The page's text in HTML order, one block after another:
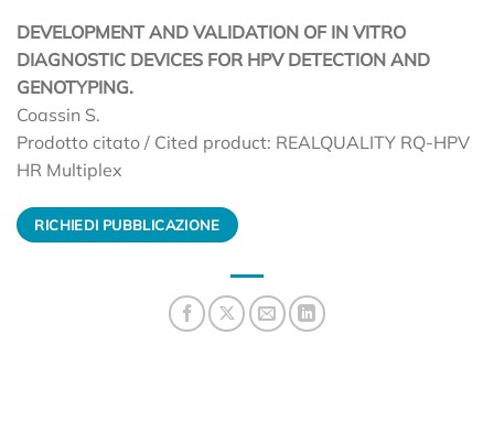
DEVELOPMENT AND VALIDATION OF IN VITRO
DIAGNOSTIC DEVICES FOR HPV DETECTION AND
GENOTYPING.
Coassin S.
Prodotto citato / Cited product: REALQUALITY RQ-HPV
HR Multiplex
RICHIEDI PUBBLICAZIONE